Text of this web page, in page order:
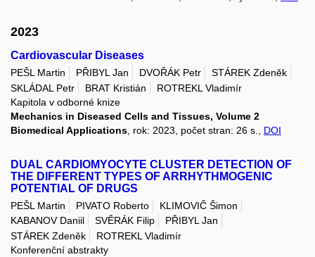
2023
Cardiovascular Diseases
PEŠL Martin PŘIBYL Jan DVOŘÁK Petr
STÁREK Zdeněk
SKLÁDAL Petr
BRAT Kristián
ROTREKL Vladimír
Kapitola v odborné knize
Mechanics in Diseased Cells and Tissues, Volume 2
Biomedical Applications , rok: 2023, počet stran: 26 s., DOI
DUAL CARDIOMYOCYTE CLUSTER DETECTION OF
THE DIFFERENT TYPES OF ARRHYTHMOGENIC
POTENTIAL OF DRUGS
PEŠL Martin PIVATO Roberto
KLIMOVIČ Šimon
KABANOV Daniil
SVĚRÁK Filip
PŘIBYL Jan
STÁREK Zdeněk
ROTREKL Vladimír
Konferenční abstrakty